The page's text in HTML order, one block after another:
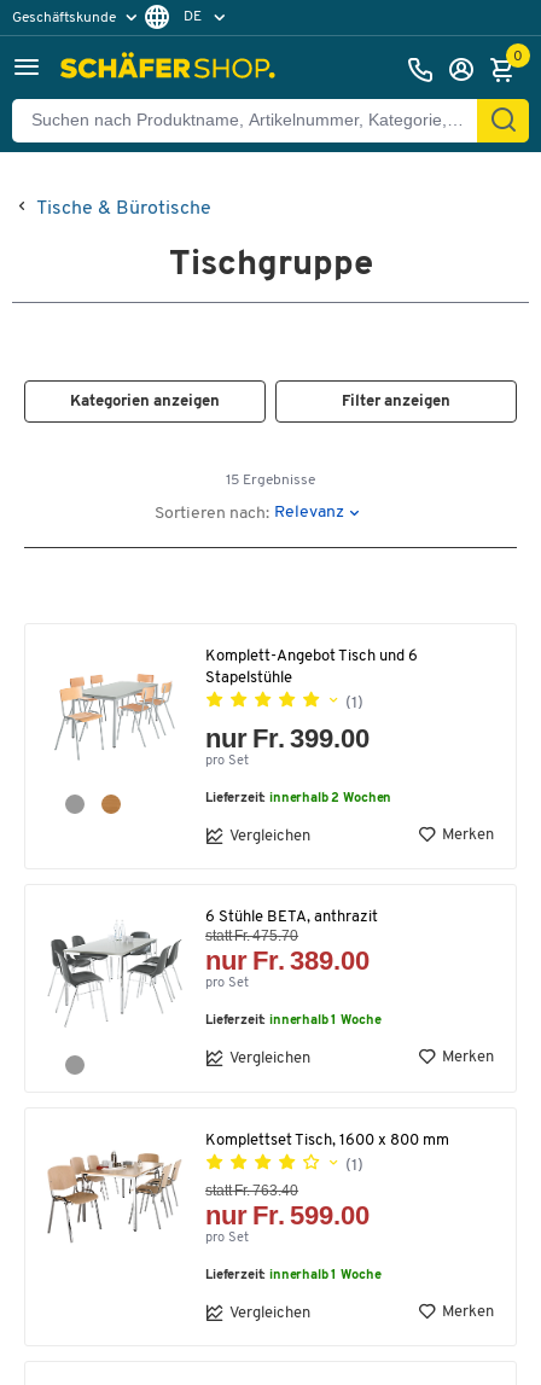
Geschäftskunde DE
0
Tische & Bürotische
Tischgruppe
Kategorien anzeigen Filter anzeigen
15 Ergebnisse
Sortieren nach: Relevanz
Komplett-Angebot Tisch und 6
Stapelstühle
(1)
nur Fr. 399.00
pro Set
Lieferzeit:innerhalb 2 Wochen
Vergleichen Merken
6 Stühle BETA, anthrazit
statt Fr. 475.70
nur Fr. 389.00
pro Set
Lieferzeit:innerhalb 1 Woche
Vergleichen Merken
Komplettset Tisch, 1600 x 800 mm
(1)
statt Fr. 763.40
nur Fr. 599.00
pro Set
Lieferzeit:innerhalb 1 Woche
Vergleichen Merken